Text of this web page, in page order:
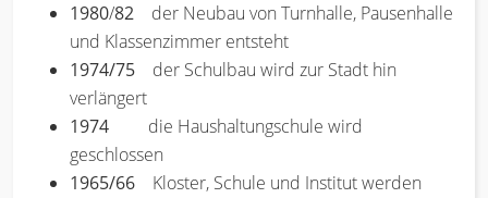
1980/82 der Neubau von Turnhalle, Pausenhalle
und Klassenzimmer entsteht
1974/75 der Schulbau wird zur Stadt hin
verlängert
1974 die Haushaltungschule wird
geschlossen
1965/66 Kloster, Schule und Institut werden